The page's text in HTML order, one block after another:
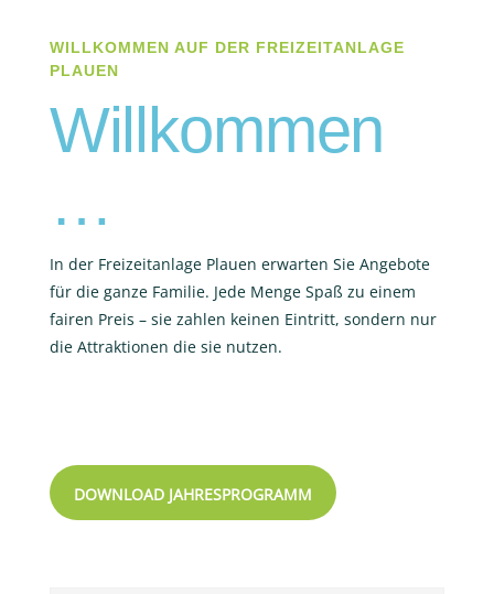
WILLKOMMEN AUF DER FREIZEITANLAGE
PLAUEN
Willkommen
…
In der Freizeitanlage Plauen erwarten Sie Angebote
für die ganze Familie. Jede Menge Spaß zu einem
fairen Preis – sie zahlen keinen Eintritt, sondern nur
die Attraktionen die sie nutzen.
DOWNLOAD JAHRESPROGRAMM